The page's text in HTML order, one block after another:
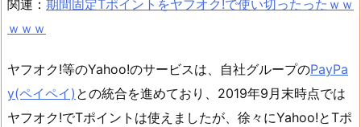
関連： 期間固定Tポイントをヤフオク!で使い切ったったｗｗ
ｗｗｗ
ヤフオク!等のYahoo!のサービスは、自社グループのPayPa
y(ペイペイ) との統合を進めており、2019年9月末時点では
ヤフオク!でTポイントは使えましたが、徐々にYahoo!とTポ